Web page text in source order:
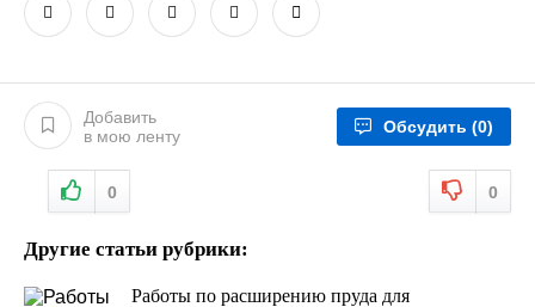
Добавить
в мою ленту
Обсудить (0)
0 0
Другие статьи рубрики:
Работы по расширению пруда для